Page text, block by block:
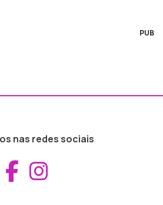
PUB
nas redes sociais
Aceder ao